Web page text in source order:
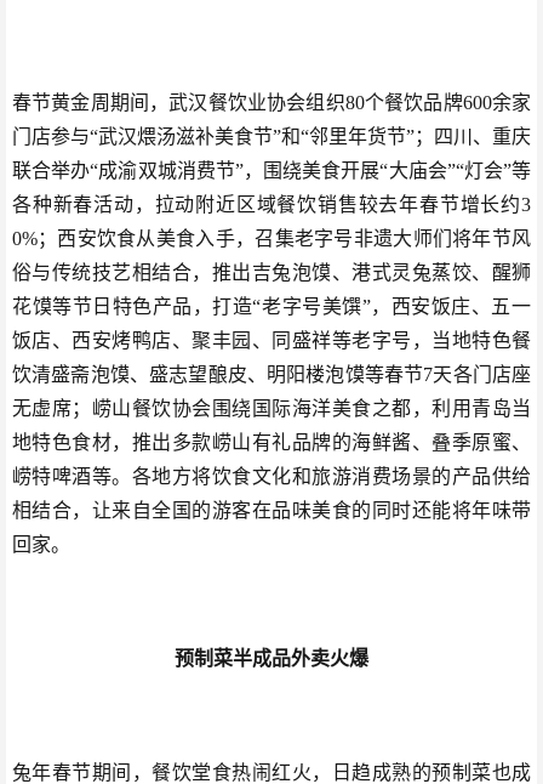
春节黄金周期间，武汉餐饮业协会组织80个餐饮品牌600余家
门店参与“武汉煨汤滋补美食节”和“邻里年货节”；四川、重庆
联合举办“成渝双城消费节”，围绕美食开展“大庙会”“灯会”等
各种新春活动，拉动附近区域餐饮销售较去年春节增长约3
0%；西安饮食从美食入手，召集老字号非遗大师们将年节风
俗与传统技艺相结合，推出吉兔泡馍、港式灵兔蒸饺、醒狮
花馍等节日特色产品，打造“老字号美馔”，西安饭庄、五一
饭店、西安烤鸭店、聚丰园、同盛祥等老字号，当地特色餐
饮清盛斋泡馍、盛志望酿皮、明阳楼泡馍等春节7天各门店座
无虚席；崂山餐饮协会围绕国际海洋美食之都，利用青岛当
地特色食材，推出多款崂山有礼品牌的海鲜酱、叠季原蜜、
崂特啤酒等。各地方将饮食文化和旅游消费场景的产品供给
相结合，让来自全国的游客在品味美食的同时还能将年味带
回家。
预制菜半成品外卖火爆
兔年春节期间，餐饮堂食热闹红火，日趋成熟的预制菜也成